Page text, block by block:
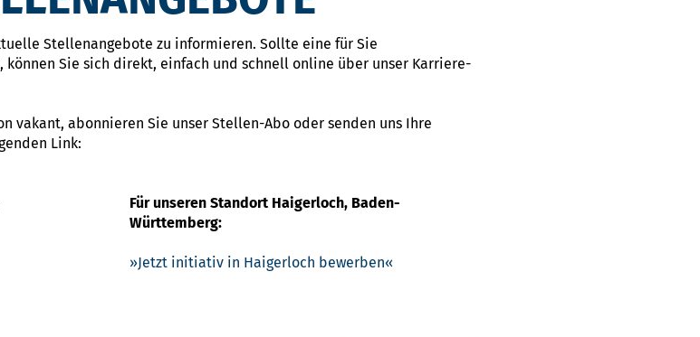
Stellenangebote zu informieren. Sollte eine für Sie
können Sie sich direkt, einfach und schnell online über unser Karriere-
vakant, abonnieren Sie unser Stellen-Abo oder senden uns Ihre
Link:
Für unseren Standort Haigerloch, Baden-
Württemberg:
Jetzt initiativ in Haigerloch bewerben